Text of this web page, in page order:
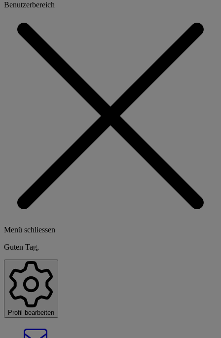
Benutzerbereich
Menü schliessen
Guten Tag,
Profil bearbeiten